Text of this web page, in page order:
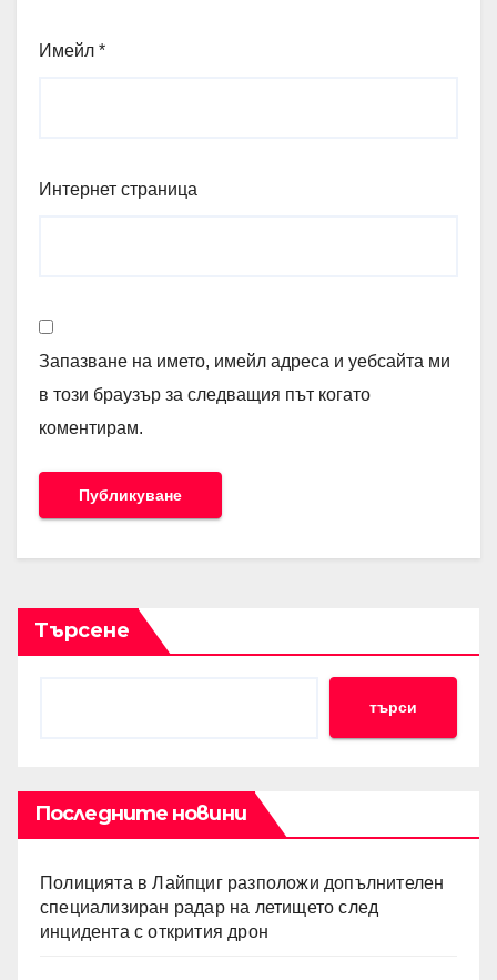
Имейл *
Интернет страница
Запазване на името, имейл адреса и уебсайта ми
в този браузър за следващия път когато
коментирам.
Търсене
търси
Последните новини
Полицията в Лайпциг разположи допълнителен
специализиран радар на летището след
инцидента с открития дрон